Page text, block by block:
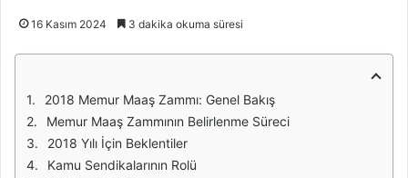
16 Kasım 2024 3 dakika okuma süresi
2018 Memur Maaş Zammı: Genel Bakış
Memur Maaş Zammının Belirlenme Süreci
2018 Yılı İçin Beklentiler
Kamu Sendikalarının Rolü